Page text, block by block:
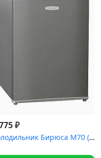
₽
Холодильник Бирюса M70 (63*44.5*51)